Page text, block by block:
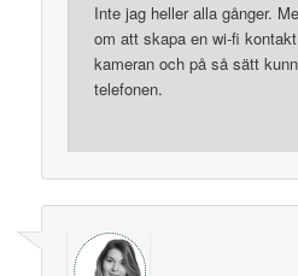
Inte jag heller alla gånger.
om att skapa en wi-fi
kameran och på så sätt
telefonen.